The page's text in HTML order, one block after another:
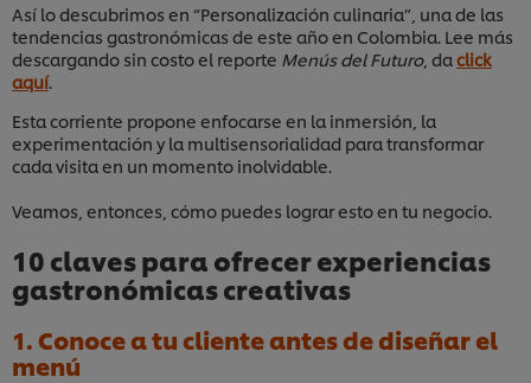
Así lo descubrimos en “Personalización culinaria”, una de las
tendencias gastronómicas de este año en Colombia. Lee más
descargando sin costo el reporte Menús del Futuro, da click
aquí.
Esta corriente propone enfocarse en la inmersión, la
experimentación y la multisensorialidad para transformar
cada visita en un momento inolvidable.
Veamos, entonces, cómo puedes lograr esto en tu negocio.
10 claves para ofrecer experiencias
gastronómicas creativas
1. Conoce a tu cliente antes de diseñar el
menú